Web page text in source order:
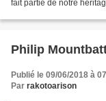
fait partie de notre
Philip
Publié le 09/06/2018 à
Par rakotoarison